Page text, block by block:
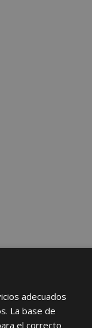
adecuados
La base de
el correcto